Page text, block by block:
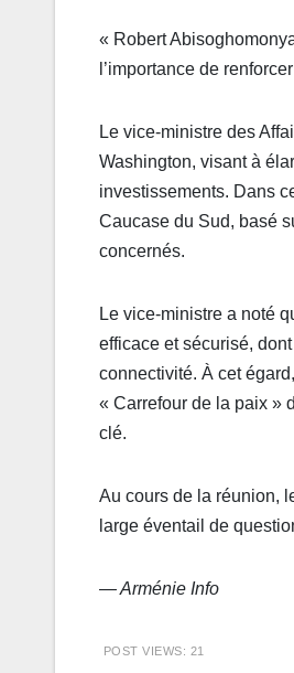
« Robert
l’importance de
Le vice-ministre des
Washington, visant à
investissements. Dans
Caucase du Sud, basé
concernés.
Le vice-ministre a noté
efficace et sécurisé,
connectivité. À cet
« Carrefour de la paix »
clé.
Au cours de la réunion,
large éventail de
— Arménie Info
POST VIEWS: 21